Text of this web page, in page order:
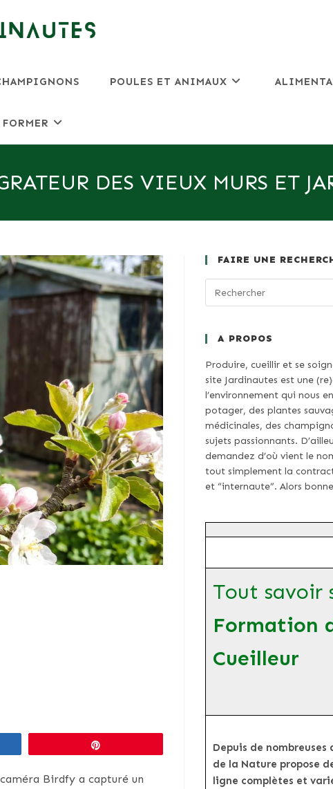
POULES ET ANIMAUX
FORMER
DES VIEUX MURS ET
Birdfy a capturé un
FAIRE UNE
A PROPOS
Produire, cueillir et se
site Jardinautes est une
l’environnement qui nous
potager, des plantes
médicinales, des
sujets passionnants.
demandez d’où vient le
tout simplement la
et “internaute”. Alors
Tout savoir
Formation
Cueilleur
Depuis de nombreuses
de la Nature propose
ligne complètes et